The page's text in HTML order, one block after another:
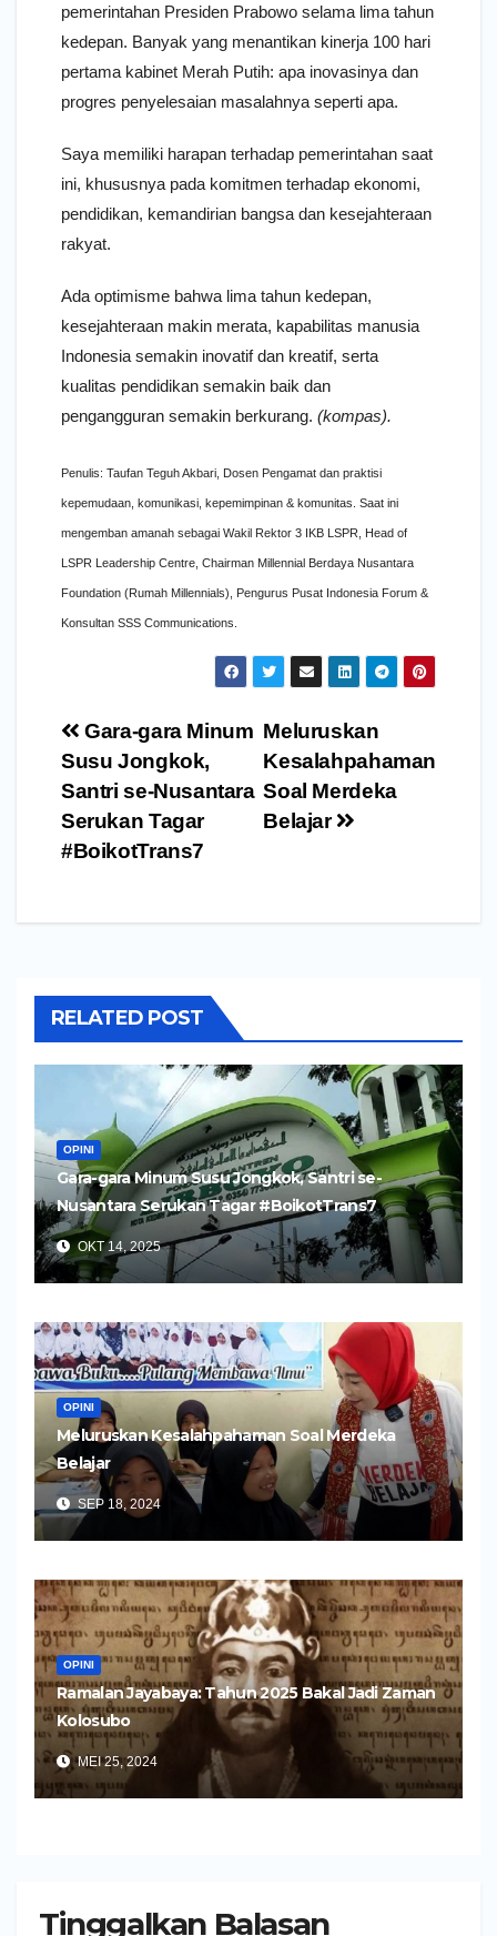
pemerintahan Presiden Prabowo selama lima tahun
kedepan. Banyak yang menantikan kinerja 100 hari
pertama kabinet Merah Putih: apa inovasinya dan
progres penyelesaian masalahnya seperti apa.
Saya memiliki harapan terhadap pemerintahan saat
ini, khususnya pada komitmen terhadap ekonomi,
pendidikan, kemandirian bangsa dan kesejahteraan
rakyat.
Ada optimisme bahwa lima tahun kedepan,
kesejahteraan makin merata, kapabilitas manusia
Indonesia semakin inovatif dan kreatif, serta
kualitas pendidikan semakin baik dan
pengangguran semakin berkurang. (kompas).
Penulis: Taufan Teguh Akbari, Dosen Pengamat dan praktisi
kepemudaan, komunikasi, kepemimpinan & komunitas. Saat ini
mengemban amanah sebagai Wakil Rektor 3 IKB LSPR, Head of
LSPR Leadership Centre, Chairman Millennial Berdaya Nusantara
Foundation (Rumah Millennials), Pengurus Pusat Indonesia Forum &
Konsultan SSS Communications.
Navigasi
pos
Meluruskan
Kesalahpahaman
Soal Merdeka
Belajar
Gara-gara Minum
Susu Jongkok,
Santri se-Nusantara
Serukan Tagar
#BoikotTrans7
RELATED POST
OPINI
Gara-gara Minum Susu Jongkok, Santri se-
Nusantara Serukan Tagar #BoikotTrans7
OKT 14, 2025
OPINI
Meluruskan Kesalahpahaman Soal Merdeka
Belajar
SEP 18, 2024
OPINI
Ramalan Jayabaya: Tahun 2025 Bakal Jadi Zaman
Kolosubo
MEI 25, 2024
Tinggalkan Balasan